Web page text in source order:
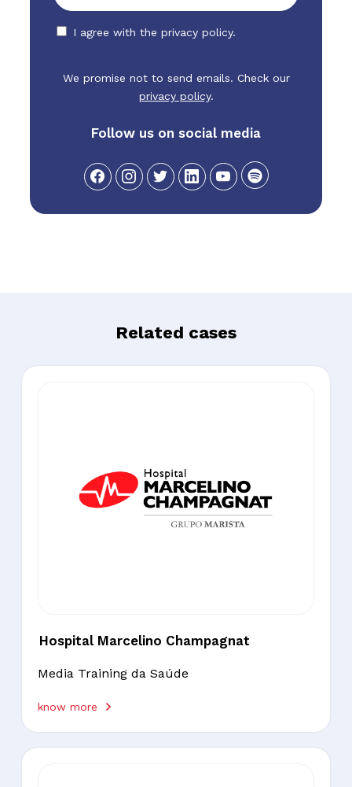
I agree with the privacy policy.
We promise not to send emails. Check our
privacy policy.
Follow us on social media
Related cases
Hospital Marcelino Champagnat
Media Training da Saúde
know more